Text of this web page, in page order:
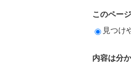
このペー
見つけ
内容は分